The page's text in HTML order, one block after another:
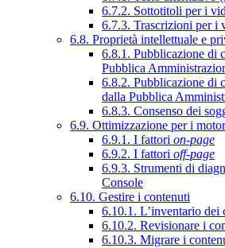
6.7.2. Sottotitoli per i
6.7.3. Trascrizioni per i
6.8. Proprietà intellettuale e
6.8.1. Pubblicazione di
Pubblica
6.8.2. Pubblicazione di
dalla Pubblica
6.8.3. Consenso dei
6.9. Ottimizzazione per i
6.9.1. I fattori on-page
6.9.2. I fattori off-page
6.9.3. Strumenti di
Console
6.10. Gestire i contenuti
6.10.1. L’inventario dei
6.10.2. Revisionare i
6.10.3. Migrare i